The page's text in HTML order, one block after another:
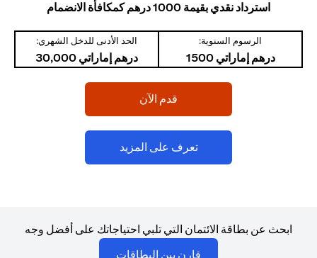
استرداد نقدي بقيمة 1000 درهم كمكافأة الانضمام
الرسوم السنوية:
درهم إماراتي 1500
الحد الأدنى للدخل الشهري:
درهم إماراتي 30,000
قدم الآن
تعرف على المزيد
ابحث عن بطاقة الائتمان التي تلبي احتياجاتك على أفضل وجه
قارن بين البطاقات